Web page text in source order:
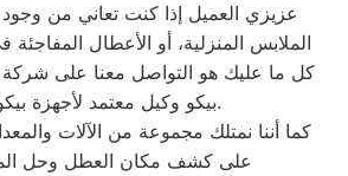
عزيزي العميل إذا كنت تعاني من
الملابس المنزلية، أو الأعطال
بيكو وكيل معتمد لأجهزة بيكو في مصر.
على كشف مكان العطل وحل